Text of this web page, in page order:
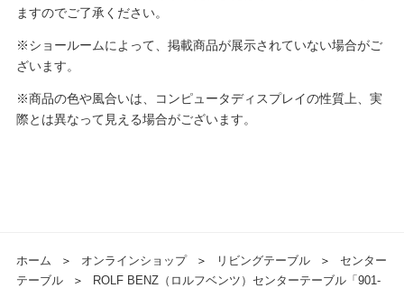
ますのでご了承ください。
※ショールームによって、掲載商品が展示されていない場合がご
ざいます。
※商品の色や風合いは、コンピュータディスプレイの性質上、実
際とは異なって見える場合がございます。
ホーム ＞ オンラインショップ ＞ リビングテーブル ＞
センター
テーブル
＞
ROLF BENZ（ロルフベンツ）センターテーブル「901-